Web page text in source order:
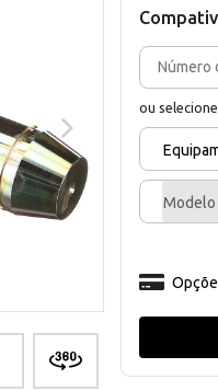
ou
Modelo